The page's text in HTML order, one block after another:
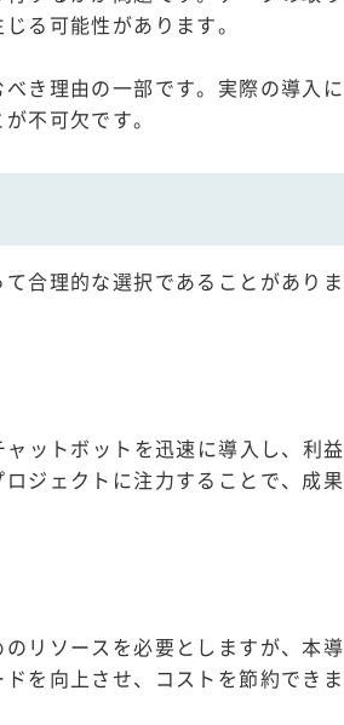
る可能性があります。
き理由の一部です。実際の導入に
不可欠です。
合理的な選択であることがありま
ットボットを迅速に導入し、利益
ジェクトに注力することで、成果
リソースを必要としますが、本導
を向上させ、コストを節約できま